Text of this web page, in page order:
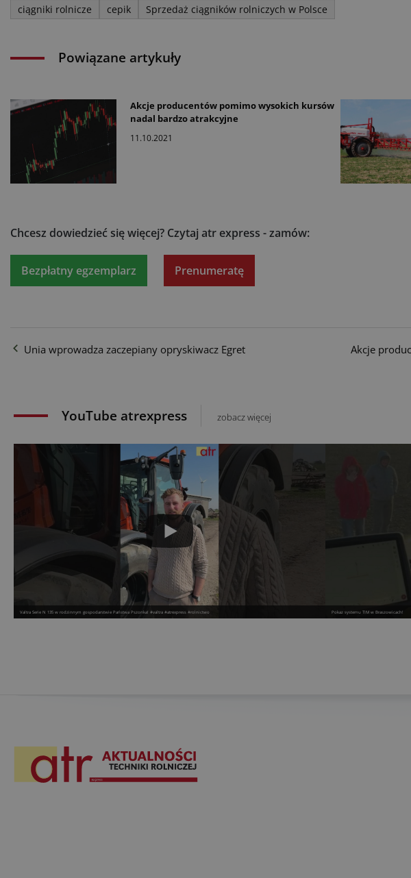
ciągniki rolnicze cepik Sprzedaż ciągników rolniczych w Polsce
Powiązane artykuły
Akcje producentów pomimo wysokich kursów
nadal bardzo atrakcyjne
11.10.2021
Chcesz dowiedzieć się więcej? Czytaj atr express - zamów:
Bezpłatny egzemplarz Prenumeratę
Unia wprowadza zaczepiany opryskiwacz Egret Akcje
YouTube atrexpress zobacz więcej
Valtra Serie N 135 w rodzinnym gospodarstwie Państwa Pszonka! #valtra #atrexpress #rolnictwo Pokaz systemu TIM w Braszowicach!